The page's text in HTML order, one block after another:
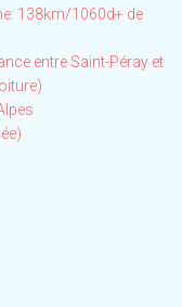
138km/1060d+ de
entre Saint-Péray et